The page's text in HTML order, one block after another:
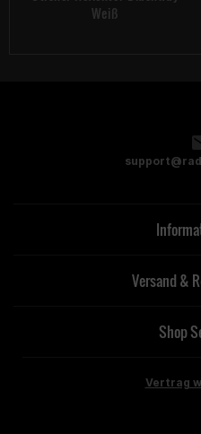
Weiß
Versand &
Shop
Vertrag